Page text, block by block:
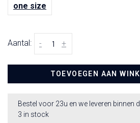
one size
Aantal: +
-
TOEVOEGEN AAN
Bestel voor 23u en we leveren binnen
3 in stock